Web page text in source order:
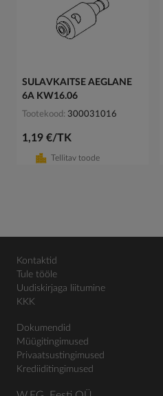
SULAVKAITSE AEGLANE
6A KW16.06
Tootekood 300031016
1,19 €/TK
Tellitav toode
Kontaktid
Tule tööle
Uudiskirjaga liitumine
KKK
Dokumendid
Müügitingimused
Privaatsustingimused
Krediiditingimused